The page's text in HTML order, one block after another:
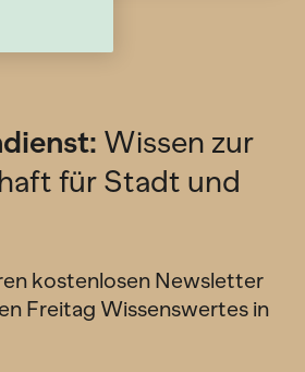
Wissen zur
für Stadt und
kostenlosen Newsletter
Freitag Wissenswertes in